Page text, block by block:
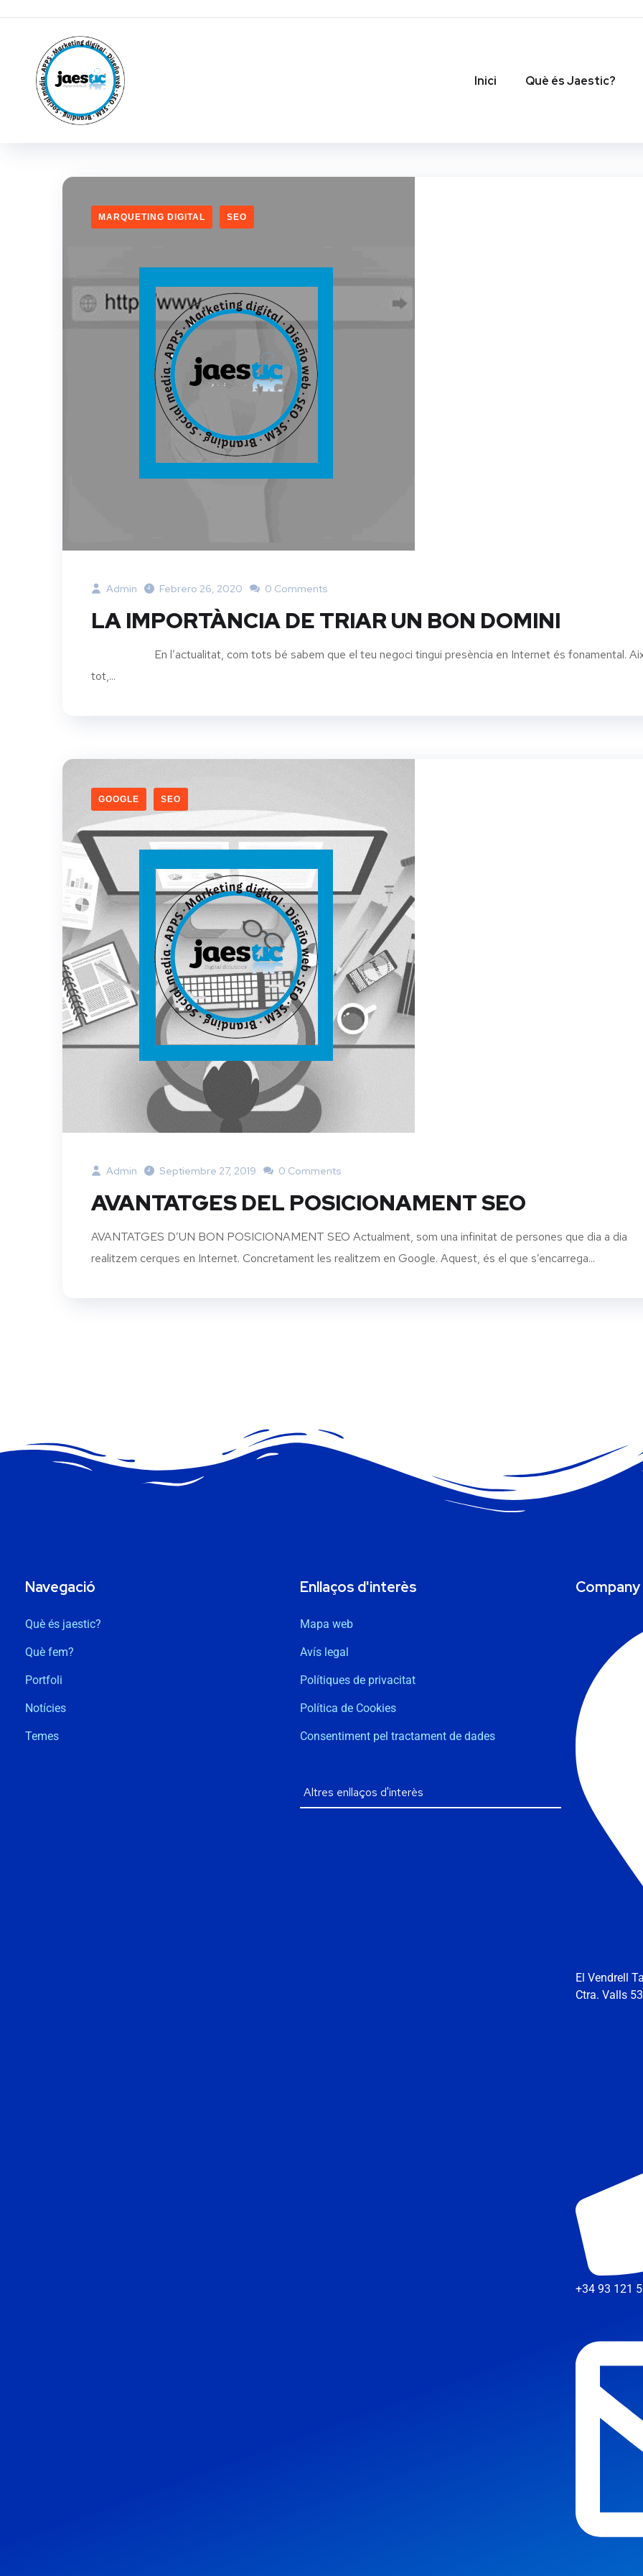
Inici Què és Jaestic?
MARQUETING DIGITAL SEO
Admin Febrero 26, 2020 0 Comments
LA IMPORTÀNCIA DE TRIAR UN BON DOMINI
En l’actualitat, com tots bé sabem que el teu negoci tingui presència en Internet és fonamental.
tot,...
GOOGLE SEO
Admin Septiembre 27, 2019 0 Comments
AVANTATGES DEL POSICIONAMENT SEO
AVANTATGES D’UN BON POSICIONAMENT SEO Actualment, som una infinitat de persones que dia a dia
realitzem cerques en Internet. Concretament les realitzem en Google. Aquest, és el que s’encarrega...
Navegació
Què és jaestic?
Què fem?
Portfoli
Notícies
Temes
Enllaços d'interès
Mapa web
Avís legal
Polítiques de privacitat
Política de Cookies
Consentiment pel tractament de dades
Company
El Vendrell
Ctra. Valls
+34 93 121